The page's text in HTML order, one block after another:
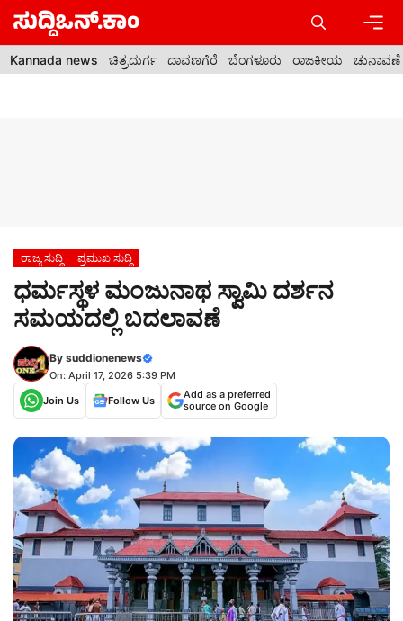
Skip
content
Kannada news ಚಿತ್ರದುರ್ಗ ದಾವಣಗೆರೆ ಬೆಂಗಳೂರು ರಾಜಕೀಯ ಚುನಾವಣೆ
ರಾಜ್ಯ ಸುದ್ದಿ ಪ್ರಮುಖ ಸುದ್ದಿ
ಧರ್ಮಸ್ಥಳ ಮಂಜುನಾಥ ಸ್ವಾಮಿ ದರ್ಶನ
ಸಮಯದಲ್ಲಿ ಬದಲಾವಣೆ
By suddionenews
On: April 17, 2026 5:39 PM
Join Us
Follow Us
Add as a preferred
source on Google